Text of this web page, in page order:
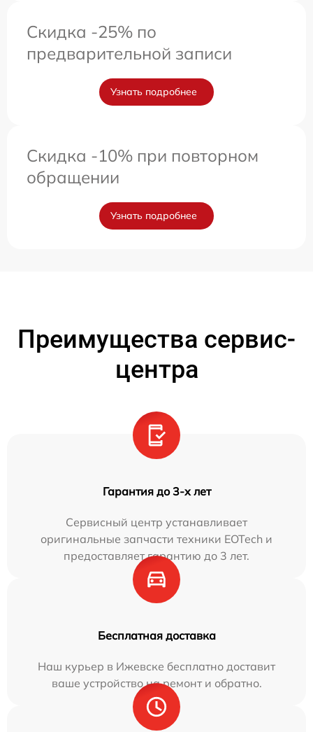
Скидка -25% по
предварительной записи
Узнать подробнее
Скидка -10% при повторном
обращении
Узнать подробнее
Преимущества сервис-
центра
Гарантия до 3-х лет
Сервисный центр устанавливает
оригинальные запчасти техники EOTech и
предоставляет гарантию до 3 лет.
Бесплатная доставка
Наш курьер в Ижевске бесплатно доставит
ваше устройство на ремонт и обратно.